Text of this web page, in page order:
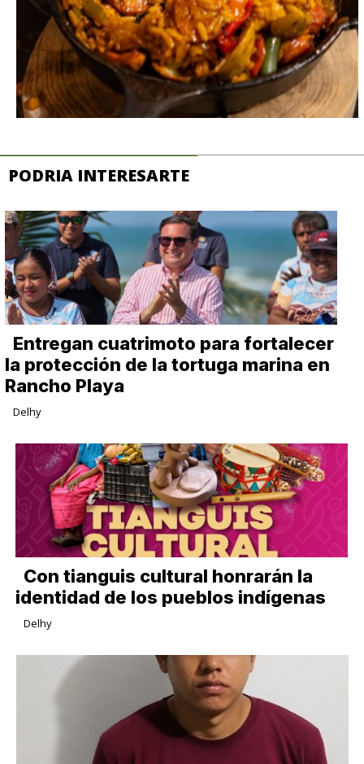
PODRIA INTERESARTE
Entregan cuatrimoto para fortalecer
la protección de la tortuga marina en
Rancho Playa
Delhy
Con tianguis cultural honrarán la
identidad de los pueblos indígenas
Delhy